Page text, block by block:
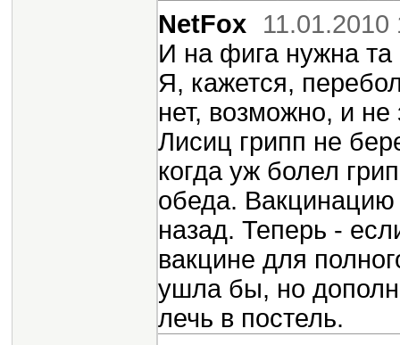
NetFox
11.01.2010
И на фига нужна
Я, кажется,
нет, возможно, и
Лисиц грипп не
когда уж болел
обеда.
назад. Теперь -
вакцине для
ушла бы, но
лечь в постель.